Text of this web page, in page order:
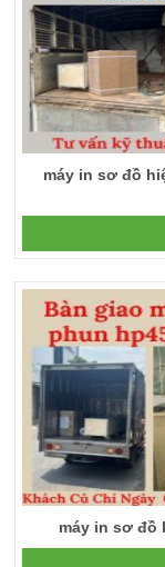
máy in sơ đồ
máy in sơ đồ